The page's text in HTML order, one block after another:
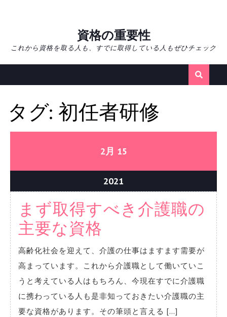
content
資格の重要性
これから資格を取る人も、すでに取得している人もぜひチェック
タグ: 初任者研修
2月 15/02/2021
1515/02/2021
2021
まず取得すべき介護職の
主要な資格
ず
取
得
す
高齢化社会を迎えて、介護の仕事はますます需要が
高まっています。これから介護職として働いていこ
うと考えている人はもちろん、今現在すでに介護職
に携わっている人も是非知っておきたい介護職の主
要な資格があります。その筆頭と言える […]